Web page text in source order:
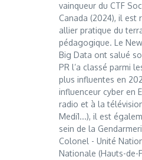
vainqueur du CTF
Canada (2024), il est
allier pratique du
pédagogique. Le
Big Data ont salué
PR l’a classé parmi
plus influentes en
influenceur cyber en
radio et à la
Medi1...), il est
sein de la
Colonel - Unité
Nationale (Hauts-de-